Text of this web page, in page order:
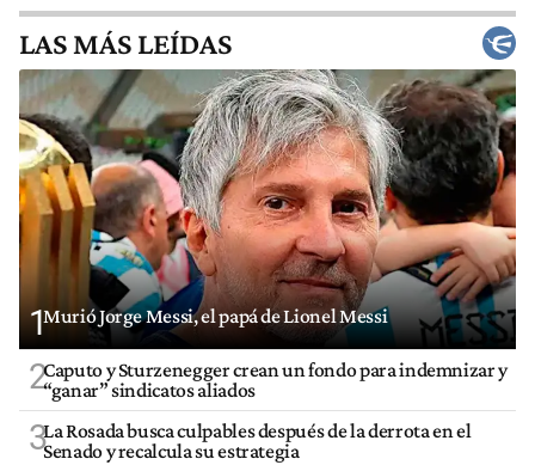
LAS MÁS LEÍDAS
1Murió Jorge Messi, el papá de Lionel Messi
2Caputo y Sturzenegger crean un fondo para indemnizar y
“ganar” sindicatos aliados
3La Rosada busca culpables después de la derrota en el
Senado y recalcula su estrategia